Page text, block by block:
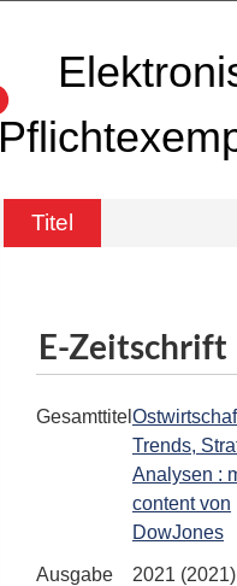
Titel
E-Zeitschrift
Gesamttitel
Trends,
Analysen :
content von
DowJones
Ausgabe
2021